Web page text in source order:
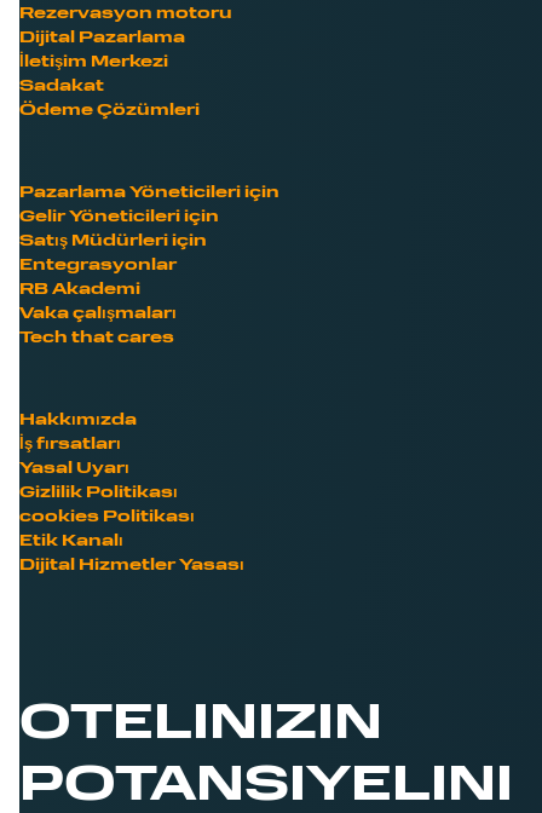
Rezervasyon motoru
Dijital Pazarlama
İletişim Merkezi
Sadakat
Ödeme Çözümleri
Pazarlama Yöneticileri için
Gelir Yöneticileri için
Satış Müdürleri için
Entegrasyonlar
RB Akademi
Vaka çalışmaları
Tech that cares
Hakkımızda
İş fırsatları
Yasal Uyarı
Gizlilik Politikası
cookies Politikası
Etik Kanalı
Dijital Hizmetler Yasası
OTELINIZIN
POTANSIYELINI